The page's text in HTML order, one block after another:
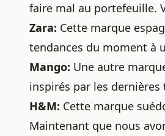
faire mal au portefeuille.
Zara: Cette marque
tendances du moment à
Mango: Une autre
inspirés par les dernières
H&M: Cette marque
Maintenant que nous